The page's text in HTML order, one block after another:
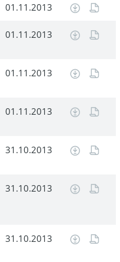
01.11.2013
01.11.2013
01.11.2013
01.11.2013
31.10.2013
31.10.2013
31.10.2013